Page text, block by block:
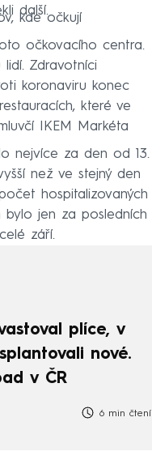
další.
kde očkují
očkovacího centra.
Zdravotníci
koronaviru konec
které ve
IKEM Markéta
nejvíce za den od 13.
než ve stejný den
hospitalizovaných
jen za posledních
září.
plíce, v
nové.
v ČR
6 min čtení